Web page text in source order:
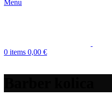
Menu
0 items 0,00 €